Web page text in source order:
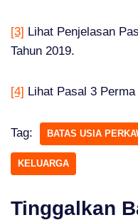
[3] Lihat Penjelasan
Tahun 2019.
[4] Lihat Pasal 3
Tag: BATAS USIA
KELUARGA
Tinggalkan